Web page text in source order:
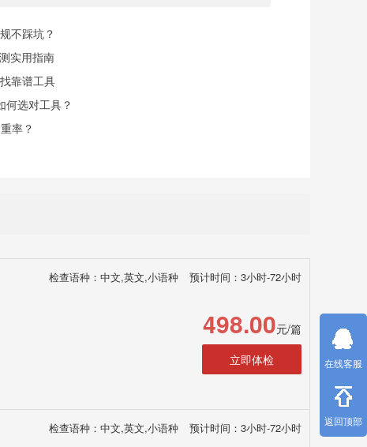
不踩坑？
实用指南
靠谱工具
何选对工具？
率？
检查语种：中文,英文,小语种 预计时间：3小时-72小时
498.00元/篇
立即体检
检查语种：中文,英文,小语种 预计时间：3小时-72小时
在线客服
返回顶部